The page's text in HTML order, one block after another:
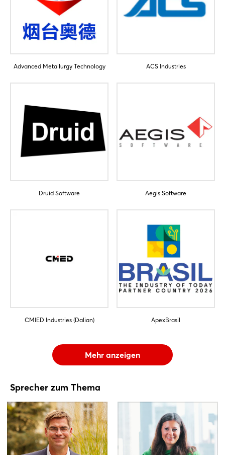
Advanced Metallurgy Technology ACS Industries
Druid Software Aegis Software
CMIED Industries (Dalian) ApexBrasil
Mehr anzeigen
Sprecher zum Thema
Einloggen
Passwort vergessen?
Noch nicht angemeldet?